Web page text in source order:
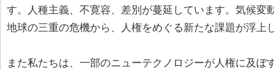
す。人種主義、不寛容、差別が蔓延しています。気候変
地球の三重の危機から、人権をめぐる新たな課題が浮上
また私たちは、一部のニューテクノロジーが人権に及ぼ